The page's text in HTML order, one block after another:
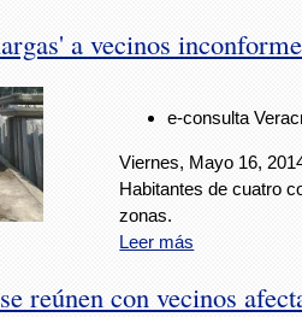
a vecinos
e-consulta
Viernes, Mayo 16,
Habitantes de cuatro
zonas.
Leer más
reúnen con vecinos